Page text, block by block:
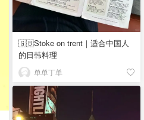
🇬🇧Stoke on trent｜适合中国人
的日韩料理
单单丁单